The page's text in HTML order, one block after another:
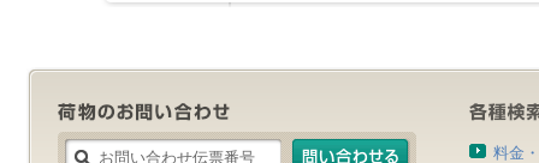
料金